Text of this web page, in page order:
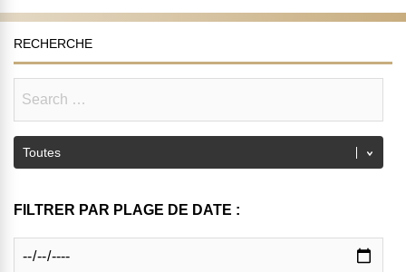
RECHERCHE
FILTRER PAR PLAGE DE DATE :